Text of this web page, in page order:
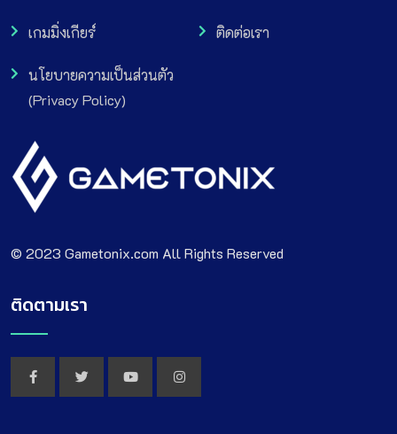
เกมมิ่งเกียร์ ติดต่อเรา
นโยบายความเป็นส่วนตัว
(Privacy Policy)
© 2023 Gametonix.com All Rights Reserved
ติดตามเรา